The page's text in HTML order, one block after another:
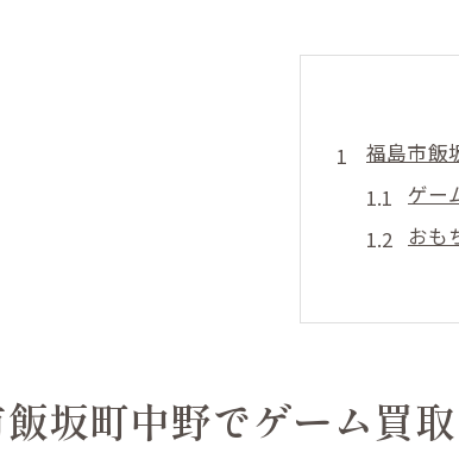
福島市飯
ゲー
おも
引
壊れ
おもち
人形
坂町中野でゲーム買